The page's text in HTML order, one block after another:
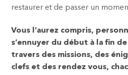
restaurer et de passer un
Vous l’aurez compris,
s’ennuyer du début à la fin
travers des missions, des
clefs et des rendez vous,